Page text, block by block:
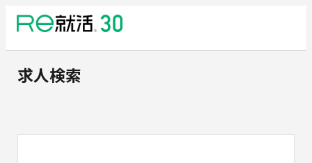
求人検索